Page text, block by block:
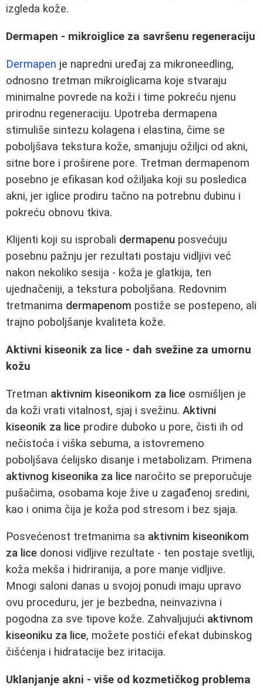
izgleda kože.
Dermapen - mikroiglice za savršenu regeneraciju
Dermapen je napredni uređaj za mikroneedling,
odnosno tretman mikroiglicama koje stvaraju
minimalne povrede na koži i time pokreću njenu
prirodnu regeneraciju. Upotreba dermapena
stimuliše sintezu kolagena i elastina, čime se
poboljšava tekstura kože, smanjuju ožiljci od akni,
sitne bore i proširene pore. Tretman dermapenom
posebno je efikasan kod ožiljaka koji su posledica
akni, jer iglice prodiru tačno na potrebnu dubinu i
pokreću obnovu tkiva.
Klijenti koji su isprobali dermapenu posvećuju
posebnu pažnju jer rezultati postaju vidljivi već
nakon nekoliko sesija - koža je glatkija, ten
ujednačeniji, a tekstura poboljšana. Redovnim
tretmanima dermapenom postiže se postepeno, ali
trajno poboljšanje kvaliteta kože.
Aktivni kiseonik za lice - dah svežine za umornu
kožu
Tretman aktivnim kiseonikom za lice osmišljen je
da koži vrati vitalnost, sjaj i svežinu. Aktivni
kiseonik za lice prodire duboko u pore, čisti ih od
nečistoća i viška sebuma, a istovremeno
poboljšava ćelijsko disanje i metabolizam. Primena
aktivnog kiseonika za lice naročito se preporučuje
pušačima, osobama koje žive u zagađenoj sredini,
kao i onima čija je koža pod stresom i bez sjaja.
Posvećenost tretmanima sa aktivnim kiseonikom
za lice donosi vidljive rezultate - ten postaje svetliji,
koža mekša i hidriranija, a pore manje vidljive.
Mnogi saloni danas u svojoj ponudi imaju upravo
ovu proceduru, jer je bezbedna, neinvazivna i
pogodna za sve tipove kože. Zahvaljujući aktivnom
kiseoniku za lice, možete postići efekat dubinskog
čišćenja i hidratacije bez iritacija.
Uklanjanje akni - više od kozmetičkog problema